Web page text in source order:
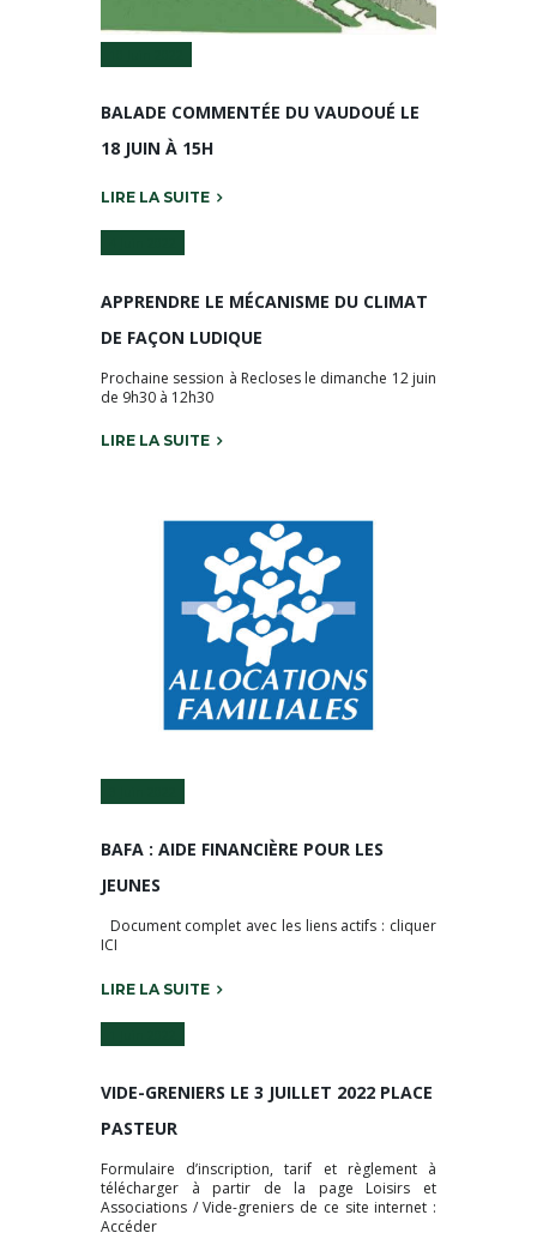
BALADE COMMENTÉE DU VAUDOUÉ LE
18 JUIN À 15H
LIRE LA SUITE
APPRENDRE LE MÉCANISME DU CLIMAT
DE FAÇON LUDIQUE
Prochaine session à Recloses le dimanche 12 juin
de 9h30 à 12h30
LIRE LA SUITE
BAFA : AIDE FINANCIÈRE POUR LES
JEUNES
Document complet avec les liens actifs : cliquer
ICI
LIRE LA SUITE
VIDE-GRENIERS LE 3 JUILLET 2022 PLACE
PASTEUR
Formulaire d’inscription, tarif et règlement à
télécharger à partir de la page Loisirs et
Associations / Vide-greniers de ce site internet :
Accéder